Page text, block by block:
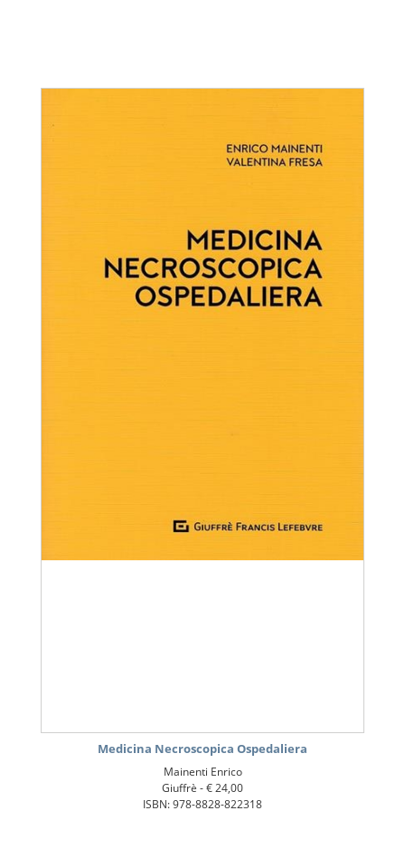
Medicina Necroscopica Ospedaliera
Mainenti Enrico
Giuffrè -€ 24,00
ISBN: 978-8828-822318